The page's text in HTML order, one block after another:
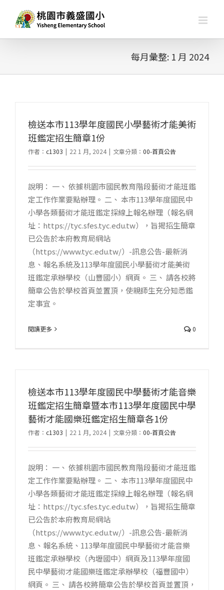
每月彙整: 1 月 2024
檢送本市113學年度國民小學藝術才能美術
班鑑定招生簡章1份
作者： c1303 | 22 1 月, 2024 | 文章分類： 00-首頁公告
說明： 一、 依據桃園市國民教育階段藝術才能班鑑
定工作作業要點辦理。 二、 本市113學年度國民中
小學各類藝術才能班鑑定採線上報名辦理（報名網
址：https://tyc.sfes.tyc.edu.tw），旨揭招生簡章
已公告於本府教育局網站
（https://www.tyc.edu.tw/）-訊息公告-最新消
息、報名系統及113學年度國民小學藝術才能美術
班鑑定承辦學校（山豐國小）網頁。 三、 請各校將
簡章公告於學校首頁並置頂，使親師生充分知悉鑑
定事宜。
閱讀更多 0
檢送本市113學年度國民中學藝術才能音樂
班鑑定招生簡章暨本市113學年度國民中學
藝術才能國樂班鑑定招生簡章各1份
作者： c1303 | 22 1 月, 2024 | 文章分類： 00-首頁公告
說明： 一、 依據桃園市國民教育階段藝術才能班鑑
定工作作業要點辦理。 二、 本市113學年度國民中
小學各類藝術才能班鑑定採線上報名辦理（報名網
址：https://tyc.sfes.tyc.edu.tw），旨揭招生簡章
已公告於本府教育局網站
（https://www.tyc.edu.tw/）-訊息公告-最新消
息、報名系統、113學年度國民中學藝術才能音樂
班鑑定承辦學校（內壢國中）網頁及113學年度國
民中學藝術才能國樂班鑑定承辦學校（福豐國中）
網頁。 三、 請各校將簡章公告於學校首頁並置頂，